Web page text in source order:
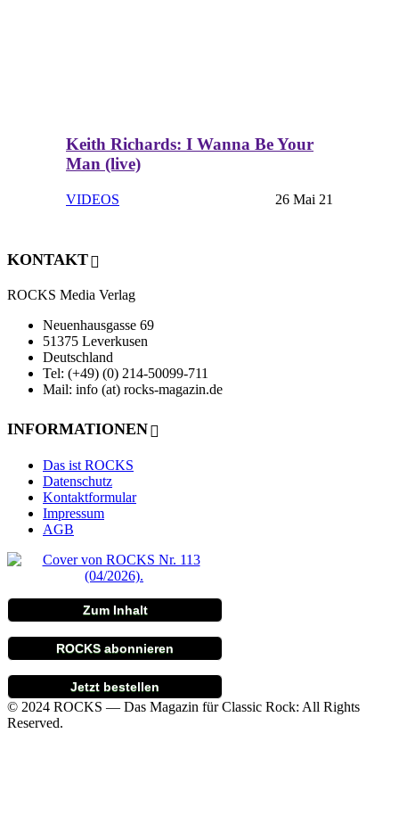
Keith Richards: I Wanna Be Your
Man (live)
VIDEOS 26 Mai 21
KONTAKT
ROCKS Media Verlag
Neuenhausgasse 69
51375 Leverkusen
Deutschland
Tel: (+49) (0) 214-50099-711
Mail: info (at) rocks-magazin.de
INFORMATIONEN
Das ist ROCKS
Datenschutz
Kontaktformular
Impressum
AGB
Zum Inhalt
ROCKS abonnieren
Jetzt bestellen
© 2024 ROCKS — Das Magazin für Classic Rock: All Rights
Reserved.